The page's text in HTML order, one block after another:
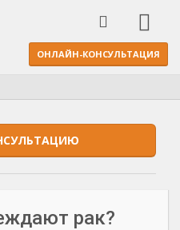
ОНЛАЙН-КОНСУЛЬТАЦИЯ
рак?